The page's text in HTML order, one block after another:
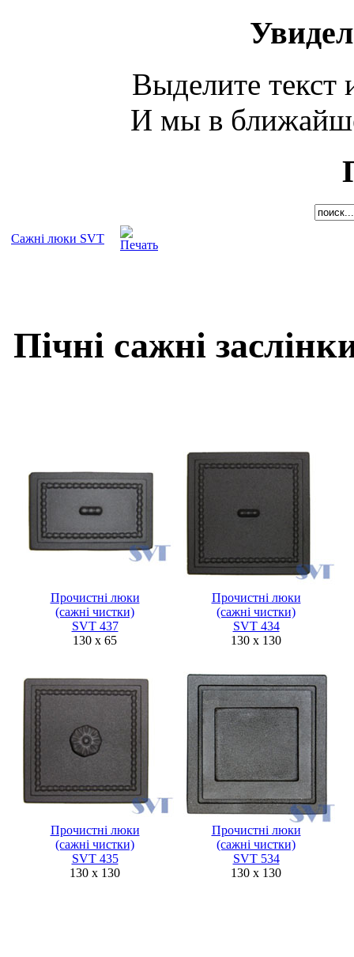
Выделите
И мы в
Cажні люки SVT
Пічні сажні
Прочистні люки
(сажні чистки)
SVT 437
130 x 65
Прочистні люки
(сажні чистки)
SVT 434
130 x 130
Прочистні люки
(сажні чистки)
SVT 435
130 x 130
Прочистні люки
(сажні чистки)
SVT 534
130 x 130